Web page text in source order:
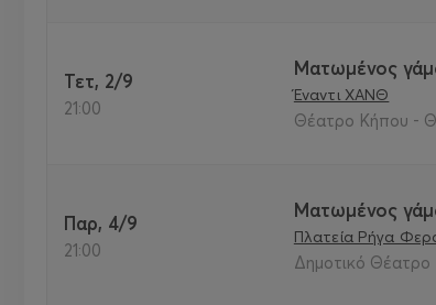
Τετ, 2/9
21:00
Ματωμένος
Έναντι ΧΑΝΘ
Θέατρο Κήπου -
Παρ, 4/9
21:00
Ματωμένος
Πλατεία Ρήγα
Δημοτικό